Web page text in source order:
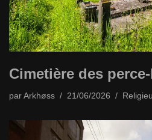
Cimetière des
par Arkhøss 21/06/2026